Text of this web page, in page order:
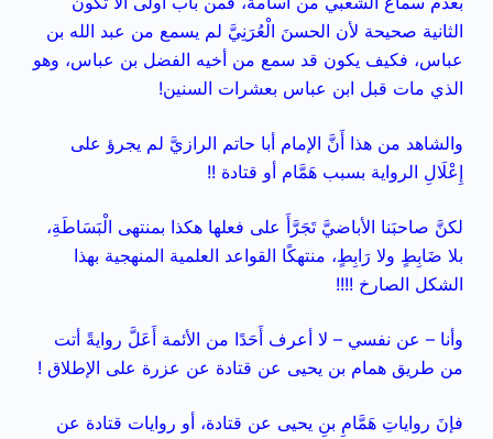
الثانية صحيحة لأن الحسنَ الْعُرَنِيَّ لم يسمع من عبد الله بن
عباس، فكيف يكون قد سمع من أخيه الفضل بن عباس، وهو
الذي مات قبل ابن عباس بعشرات السنين!
والشاهد من هذا أَنَّ الإمام أبا حاتم الرازيَّ لم يجرؤ على
إِعْلَالِ الرواية بسبب هَمَّام أو قتادة !!
لكنَّ صاحبَنا الأباضيَّ تَجَرَّأَ على فعلها هكذا بمنتهى الْبَسَاطَةِ،
بلا ضَابِطٍ ولا رَابِطٍ، منتهكًا القواعد العلمية المنهجية بهذا
الشكل الصارخ !!!!
وأنا – عن نفسي – لا أعرف أَحَدًا من الأئمة أَعَلَّ روايةً أتت
من طريق همام بن يحيى عن قتادة عن عزرة على الإطلاق !
فإنَ رواياتِ هَمَّامِ بنِ يحيى عن قتادة، أو روايات قتادة عن